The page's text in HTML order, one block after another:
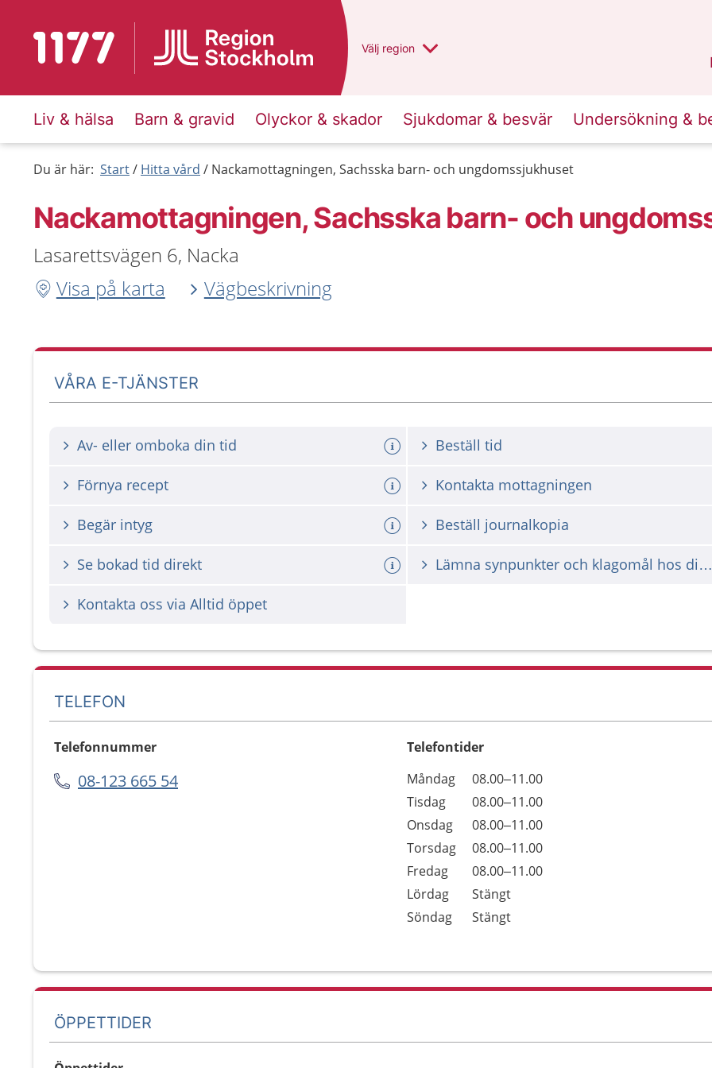
Till startsidan för 1177 Du har valt region
Välj en annan
region
Liv & hälsa Barn & gravid Olyckor & skador Sjukdomar & besvär Undersökning &
Du är här: Start Hitta vård Nackamottagningen, Sachsska barn- och ungdomssjukhuset
Nackamottagningen, Sachsska barn- och
Lasarettsvägen 6, Nacka
Visa på karta
Vägbeskrivning
VÅRA E-TJÄNSTER
Av- eller omboka din tid Beställ tid
Förnya recept Kontakta mottagningen
Begär intyg Beställ journalkopia
Se bokad tid direkt Lämna synpunkter och klagomål hos din vårdgivare
Kontakta oss via Alltid öppet
TELEFON
Telefonnummer
08-123 665 54
Telefontider
Dag
Öppettider
Kommentarer
Måndag
08.00–11.00
Tisdag
08.00–11.00
Onsdag
08.00–11.00
Torsdag
08.00–11.00
Fredag
08.00–11.00
Lördag
Stängt
Söndag
Stängt
ÖPPETTIDER